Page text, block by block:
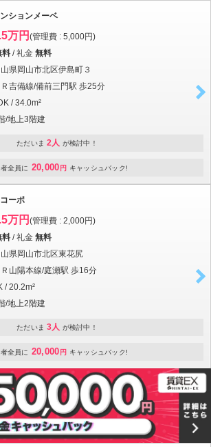
ションメーベ
万円 (管理費 : 5,000円)
料 / 礼金 無料
山県岡山市北区伊島町３
Ｒ吉備線/備前三門駅 歩25分
/ 34.0m²
/地上3階建
ただいま 2人 が検討中！
全員に 20,000 円 キャッシュバック!
ーポ
万円 (管理費 : 2,000円)
料 / 礼金 無料
山県岡山市北区東花尻
Ｒ山陽本線/庭瀬駅 歩16分
/ 20.2m²
/地上2階建
ただいま 3人 が検討中！
全員に 20,000 円 キャッシュバック!